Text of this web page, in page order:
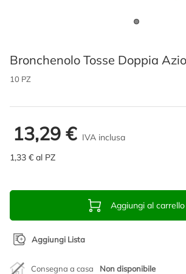
Bronchenolo Tosse Doppia
10 PZ
13,29 € IVA inclusa
1,33 € al PZ
Aggiungi al carrello
Aggiungi Lista
Consegna a casa Non disponibile